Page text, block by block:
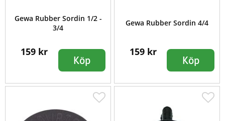
Gewa Rubber Sordin 1/2 -
3/4
159 kr
Köp
Gewa Rubber Sordin 4/4
159 kr
Köp